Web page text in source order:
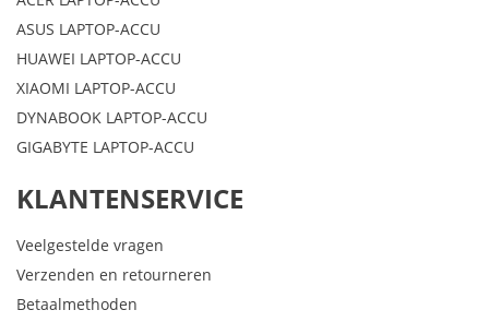
ASUS LAPTOP-ACCU
HUAWEI LAPTOP-ACCU
XIAOMI LAPTOP-ACCU
DYNABOOK LAPTOP-ACCU
GIGABYTE LAPTOP-ACCU
KLANTENSERVICE
Veelgestelde vragen
Verzenden en retourneren
Betaalmethoden